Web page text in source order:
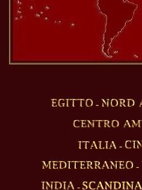
-
-
-
-